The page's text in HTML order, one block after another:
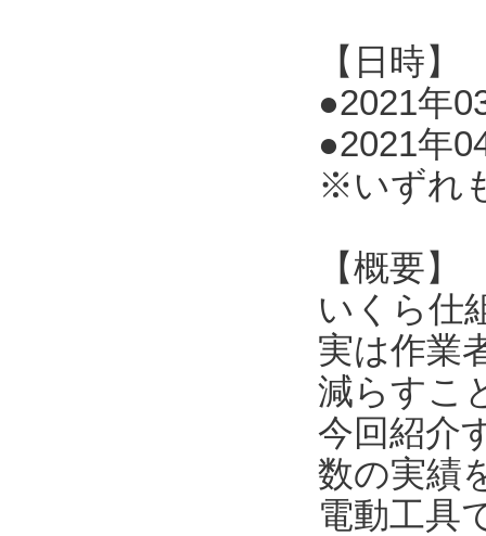
【日時】
●2021年
●2021年
※いずれ
【概要】
いくら仕
実は作業
減らすこ
今回紹介
数の実績
電動工具